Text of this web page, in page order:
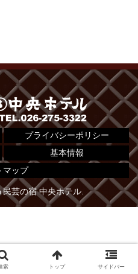
プライバシーポリシー
基本情報
マップ
芸の宿 中央ホテル.
索 トップ サイドバー